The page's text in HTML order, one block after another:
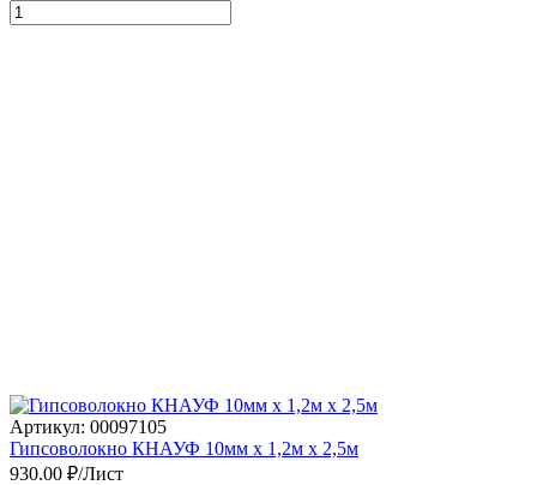
Артикул: 00097105
Гипсоволокно КНАУФ 10мм х 1,2м х 2,5м
930.00 ₽/Лист